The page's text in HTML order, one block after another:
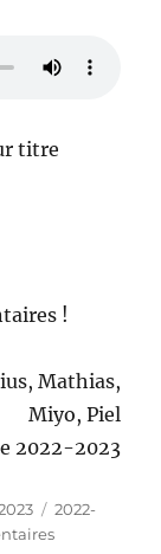
titre
!
Mathias,
Miyo, Piel
2022-2023
Catégories
2022-
sur